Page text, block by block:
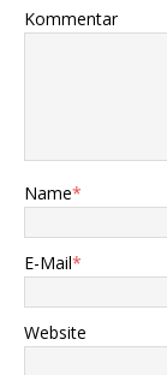
Kommentar
Name*
E-Mail*
Website